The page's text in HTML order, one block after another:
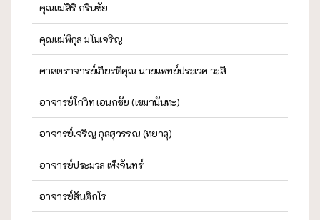
คุณแม่สิริ กรินชัย
คุณแม่พิกุล มโนเจริญ
ศาสตราจารย์เกียรติคุณ นายแพทย์ประเวศ วะสี
อาจารย์โกวิท เอนกชัย (เขมานันทะ)
อาจารย์เจริญ กุลสุวรรณ (ทยาลุ)
อาจารย์ประมวล เพ็งจันทร์
อาจารย์สันติกโร